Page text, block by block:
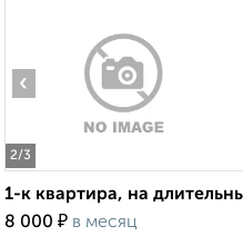
2/3
‹
1-к квартира, на
8 000 ₽ в месяц